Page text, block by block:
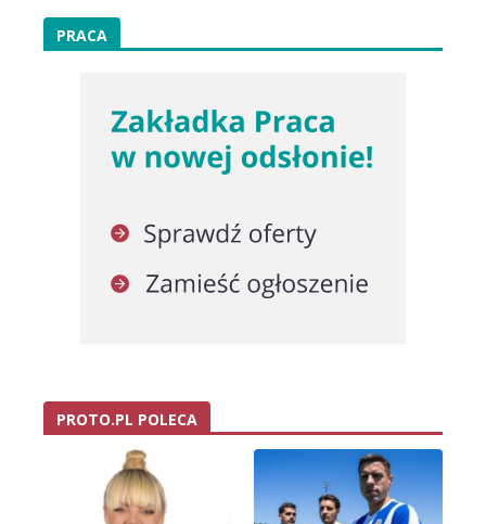
PRACA
PROTO.PL POLECA